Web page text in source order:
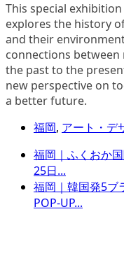
This special
explores the history
and their
connections
the past to the
new perspective on
a better future.
福岡, アート・デ
福岡｜ふくおか
25日...
福岡｜韓国発5ブ
POP-UP...